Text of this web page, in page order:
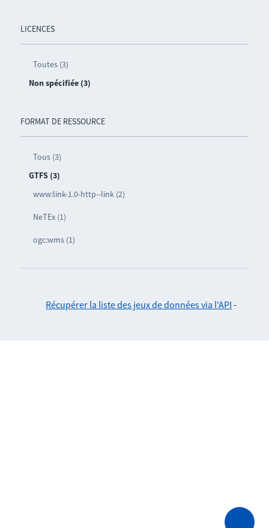
LICENCES
Toutes (3)
Non spécifiée (3)
FORMAT DE RESSOURCE
Tous (3)
GTFS (3)
www:link-1.0-http--link (2)
NeTEx (1)
ogc:wms (1)
Récupérer la liste des jeux de données via l'API -